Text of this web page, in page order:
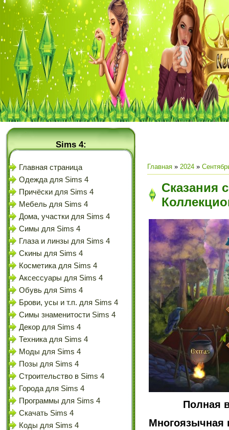
Sims 4:
Главная страница
Одежда для Sims 4
Причёски для Sims 4
Мебель для Sims 4
Дома, участки для Sims 4
Симы для Sims 4
Глаза и линзы для Sims 4
Скины для Sims 4
Косметика для Sims 4
Аксессуары для Sims 4
Обувь для Sims 4
Брови, усы и т.п. для Sims 4
Симы знаменитости Sims 4
Декор для Sims 4
Техника для Sims 4
Моды для Sims 4
Позы для Sims 4
Строительство в Sims 4
Города для Sims 4
Программы для Sims 4
Скачать Sims 4
Коды для Sims 4
Главная » 2024 »
Сказания
Полная
Многоязычная